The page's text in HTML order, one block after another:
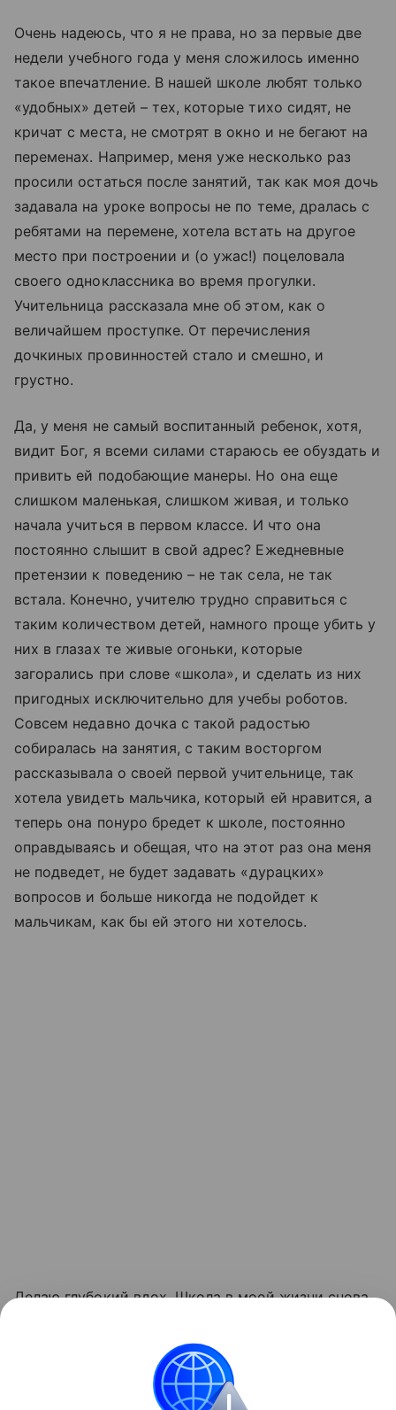
Очень надеюсь, что я не права, но за первые две
недели учебного года у меня сложилось именно
такое впечатление. В нашей школе любят только
«удобных» детей – тех, которые тихо сидят, не
кричат с места, не смотрят в окно и не бегают на
переменах. Например, меня уже несколько раз
просили остаться после занятий, так как моя дочь
задавала на уроке вопросы не по теме, дралась с
ребятами на перемене, хотела встать на другое
место при построении и (о ужас!) поцеловала
своего одноклассника во время прогулки.
Учительница рассказала мне об этом, как о
величайшем проступке. От перечисления
дочкиных провинностей стало и смешно, и
грустно.
Да, у меня не самый воспитанный ребенок, хотя,
видит Бог, я всеми силами стараюсь ее обуздать и
привить ей подобающие манеры. Но она еще
слишком маленькая, слишком живая, и только
начала учиться в первом классе. И что она
постоянно слышит в свой адрес? Ежедневные
претензии к поведению – не так села, не так
встала. Конечно, учителю трудно справиться с
таким количеством детей, намного проще убить у
них в глазах те живые огоньки, которые
загорались при слове «школа», и сделать из них
пригодных исключительно для учебы роботов.
Совсем недавно дочка с такой радостью
собиралась на занятия, с таким восторгом
рассказывала о своей первой учительнице, так
хотела увидеть мальчика, который ей нравится, а
теперь она понуро бредет к школе, постоянно
оправдываясь и обещая, что на этот раз она меня
не подведет, не будет задавать «дурацких»
вопросов и больше никогда не подойдет к
мальчикам, как бы ей этого ни хотелось.
Делаю глубокий вдох. Школа в моей жизни снова
принципы воспитания от великих
советских педагогов.